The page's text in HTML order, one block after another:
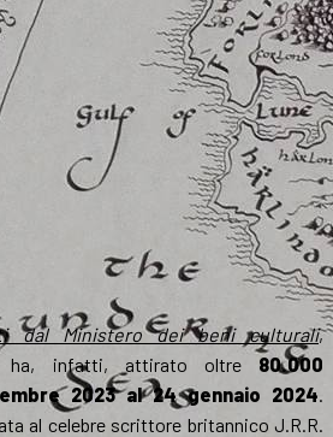
dal Ministero dei beni culturali,
ha, infatti, attirato oltre 80.000
2023 al 24 gennaio 2024.
al celebre scrittore britannico J.R.R.